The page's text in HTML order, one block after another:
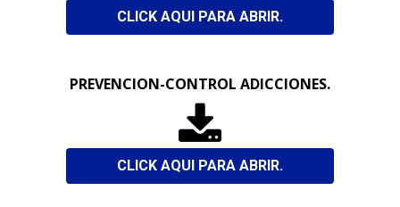
CLICK AQUI PARA ABRIR.
PREVENCION-CONTROL ADICCIONES.

CLICK AQUI PARA ABRIR.